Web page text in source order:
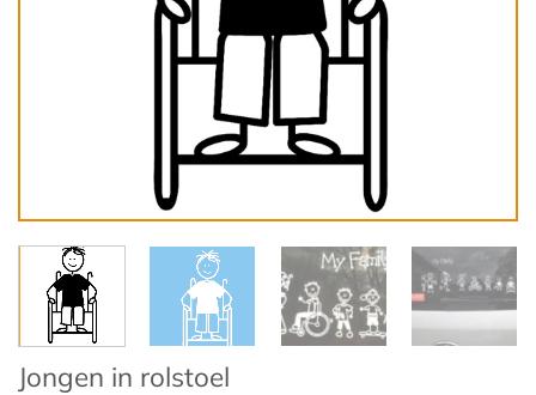
Jongen in rolstoel